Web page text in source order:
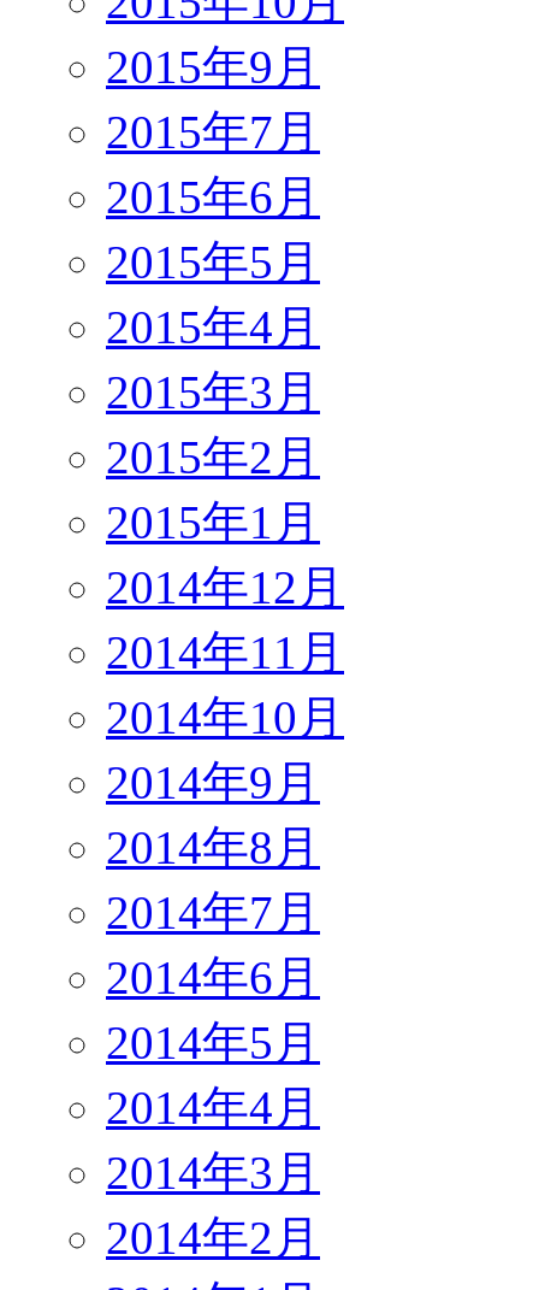
2015年9月
2015年7月
2015年6月
2015年5月
2015年4月
2015年3月
2015年2月
2015年1月
2014年12月
2014年11月
2014年10月
2014年9月
2014年8月
2014年7月
2014年6月
2014年5月
2014年4月
2014年3月
2014年2月